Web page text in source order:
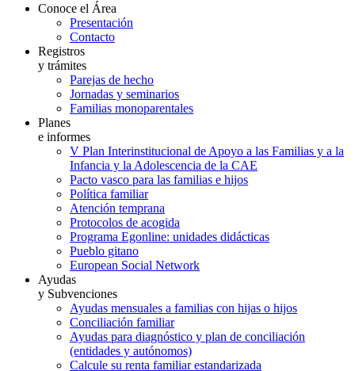
Conoce el Área
Presentación
Contacto
Registros
y trámites
Parejas de hecho
Jornadas y seminarios
Familias monoparentales
Planes
e informes
V Plan Interinstitucional de Apoyo a las Familias y a la
Infancia y la Adolescencia de la CAE
Pacto vasco para las familias e hijos
Política familiar
Atención temprana
Protocolos de acogida
Programa Egonline: unidades didácticas
Pueblo gitano
European Social Network
Ayudas
y Subvenciones
Ayudas mensuales a familias con hijas o hijos
Conciliación familiar
Ayudas para diagnóstico y plan de conciliación
(entidades y autónomos)
Calcule su renta familiar estandarizada